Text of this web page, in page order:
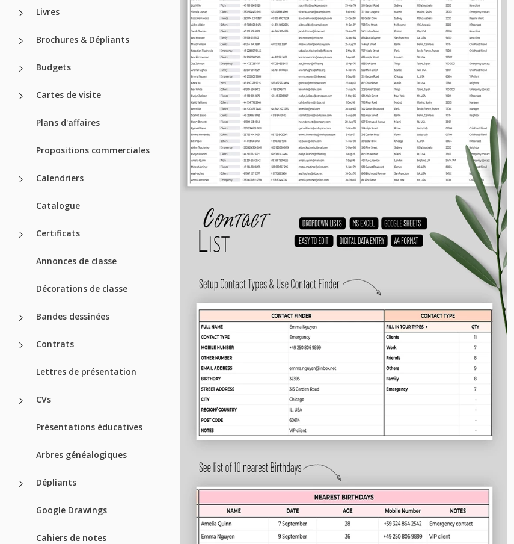
Livres
Brochures & Dépliants
Budgets
Cartes de visite
Plans d'affaires
Propositions commerciales
Calendriers
Catalogue
Certificats
Annonces de classe
Décorations de classe
Bandes dessinées
Contrats
Lettres de présentation
CVs
Présentations éducatives
Arbres généalogiques
Dépliants
Google Drawings
Cahiers de notes